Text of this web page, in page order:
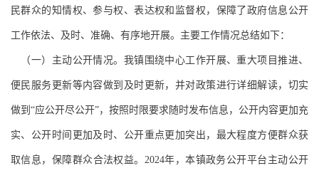
民群众的知情权、参与权、表达权和监督权，保障了政府信息公开
工作依法、及时、准确、有序地开展。主要工作情况总结如下：
（一）主动公开情况。我镇围绕中心工作开展、重大项目推进、
便民服务更新等内容做到及时更新，并对政策进行详细解读，切实
做到 “应公开尽公开”，按照时限要求随时发布信息，公开内容更加充
实、公开时间更加及时、公开重点更加突出，最大程度方便群众获
取信息，保障群众合法权益。2024年，本镇政务公开平台主动公开